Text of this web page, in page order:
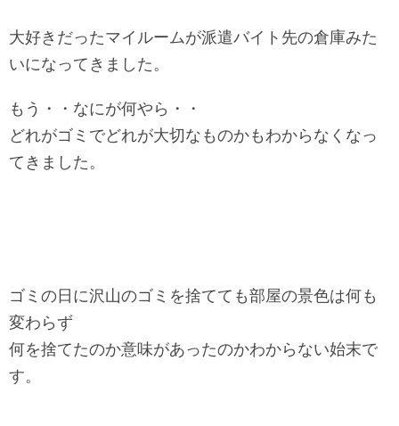
大好きだったマイルームが派遣バイト先の倉庫みた
いになってきました。
もう・・なにが何やら・・
どれがゴミでどれが大切なものかもわからなくなっ
てきました。
ゴミの日に沢山のゴミを捨てても部屋の景色は何も
変わらず
何を捨てたのか意味があったのかわからない始末で
す。